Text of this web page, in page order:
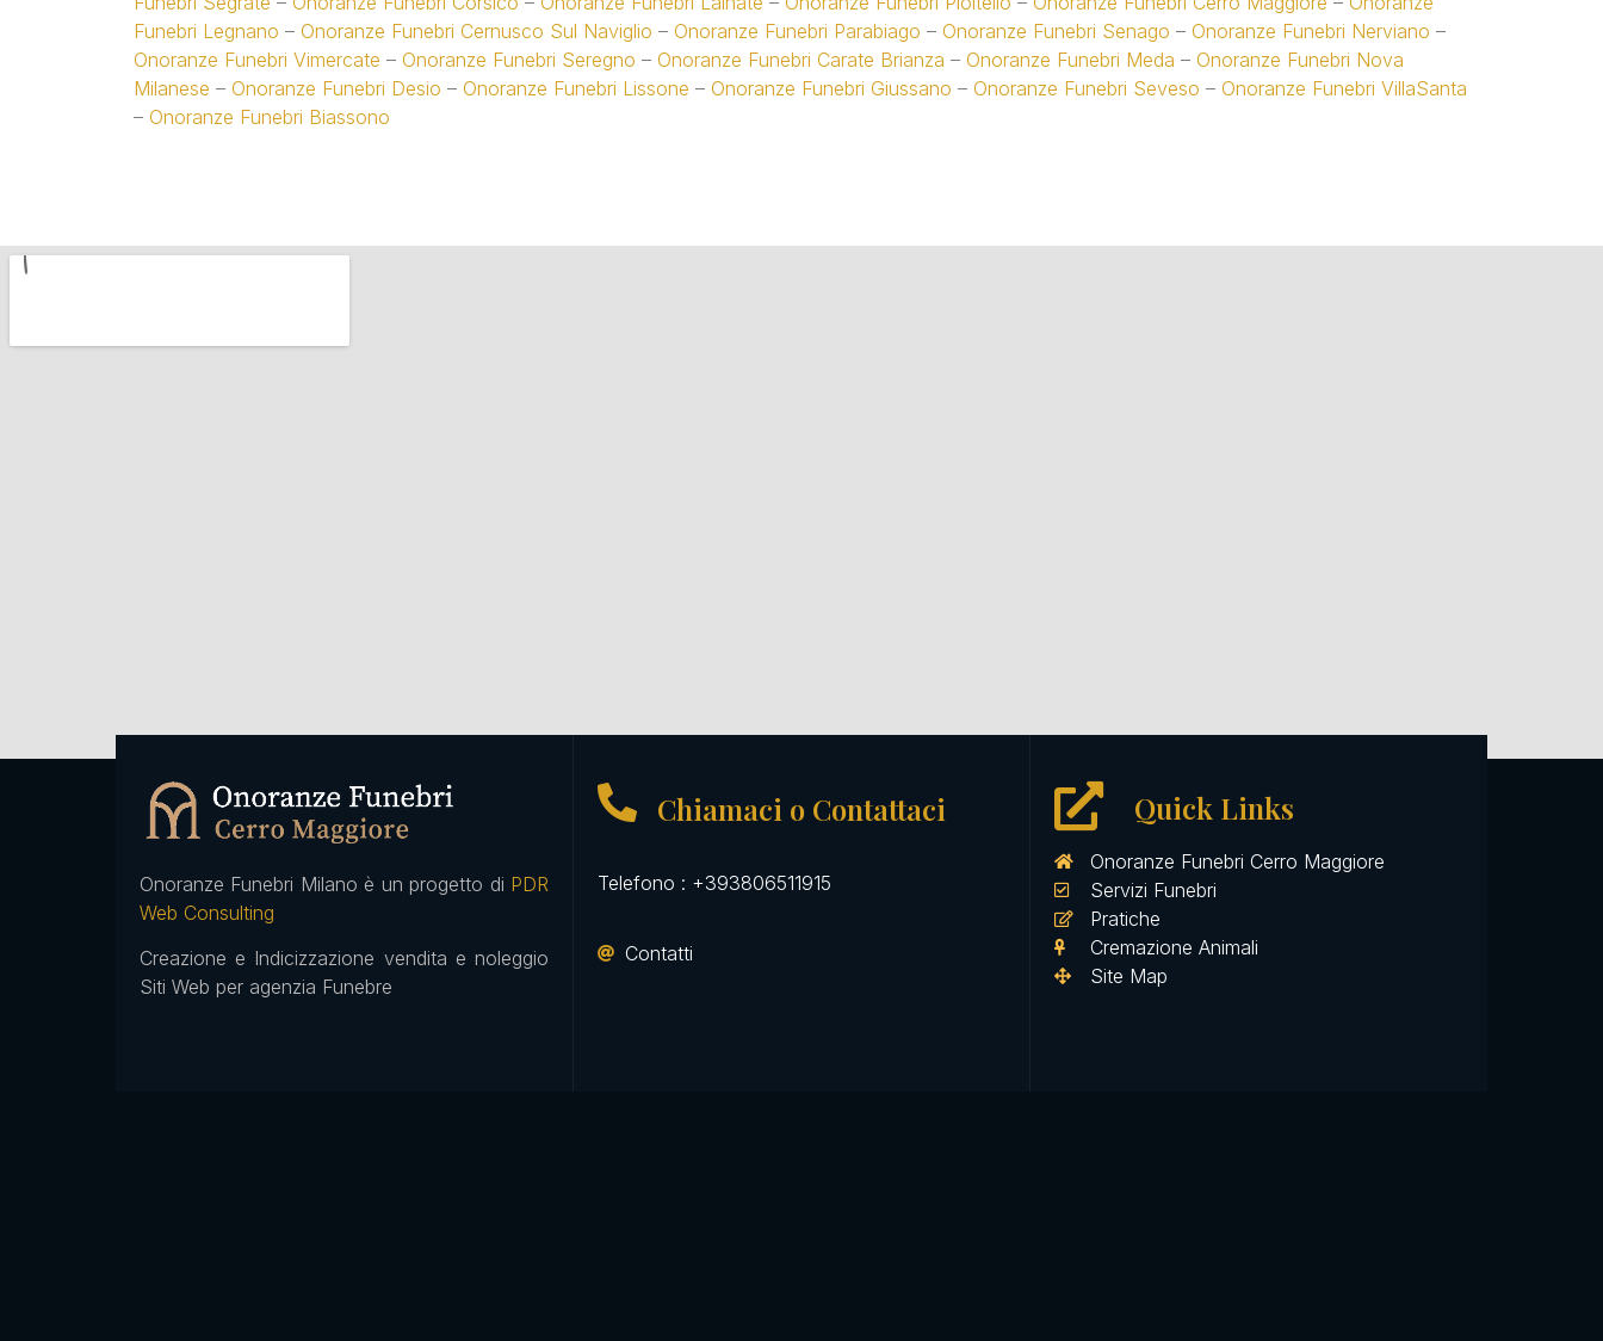
Funebri Legnano – Onoranze Funebri Cernusco Sul Naviglio – Onoranze Funebri Parabiago – Onoranze Funebri Senago – Onoranze Funebri Nerviano –
Onoranze Funebri Vimercate – Onoranze Funebri Seregno – Onoranze Funebri Carate Brianza – Onoranze Funebri Meda – Onoranze Funebri Nova
Milanese – Onoranze Funebri Desio – Onoranze Funebri Lissone – Onoranze Funebri Giussano – Onoranze Funebri Seveso – Onoranze Funebri VillaSanta
– Onoranze Funebri Biassono
Onoranze Funebri Milano è un progetto di PDR
Web Consulting
Creazione e Indicizzazione vendita e noleggio
Siti Web per agenzia Funebre
Chiamaci o Contattaci
Telefono : +393806511915
Contatti
Quick Links
Onoranze Funebri Cerro Maggiore
Servizi Funebri
Pratiche
Cremazione Animali
Site Map